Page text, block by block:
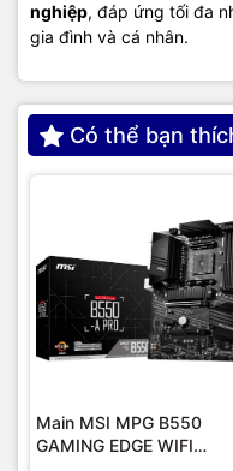
nghiệp, đáp ứng tối đa
gia đình và cá nhân.
Có thể bạn
Main MSI MPG B550
GAMING EDGE WIFI